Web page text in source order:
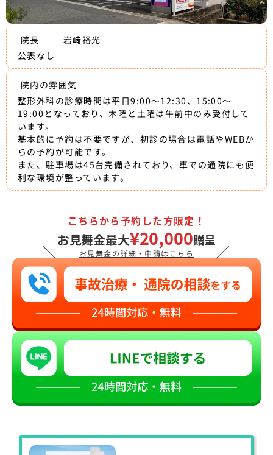
院長
岩﨑裕光
公表なし
院内の雰囲気
整形外科の診療時間は平日9:00～12:30、15:00～
19:00となっており、木曜と土曜は午前中のみ受付して
います。
基本的に予約は不要ですが、初診の場合は電話やWEBか
らの予約が可能です。
また、駐車場は45台完備されており、車での通院にも便
利な環境が整っています。
＼
こちらから予約した方限定！
お見舞金最大¥20,000贈呈
お見舞金の詳細・申請はこちら ／